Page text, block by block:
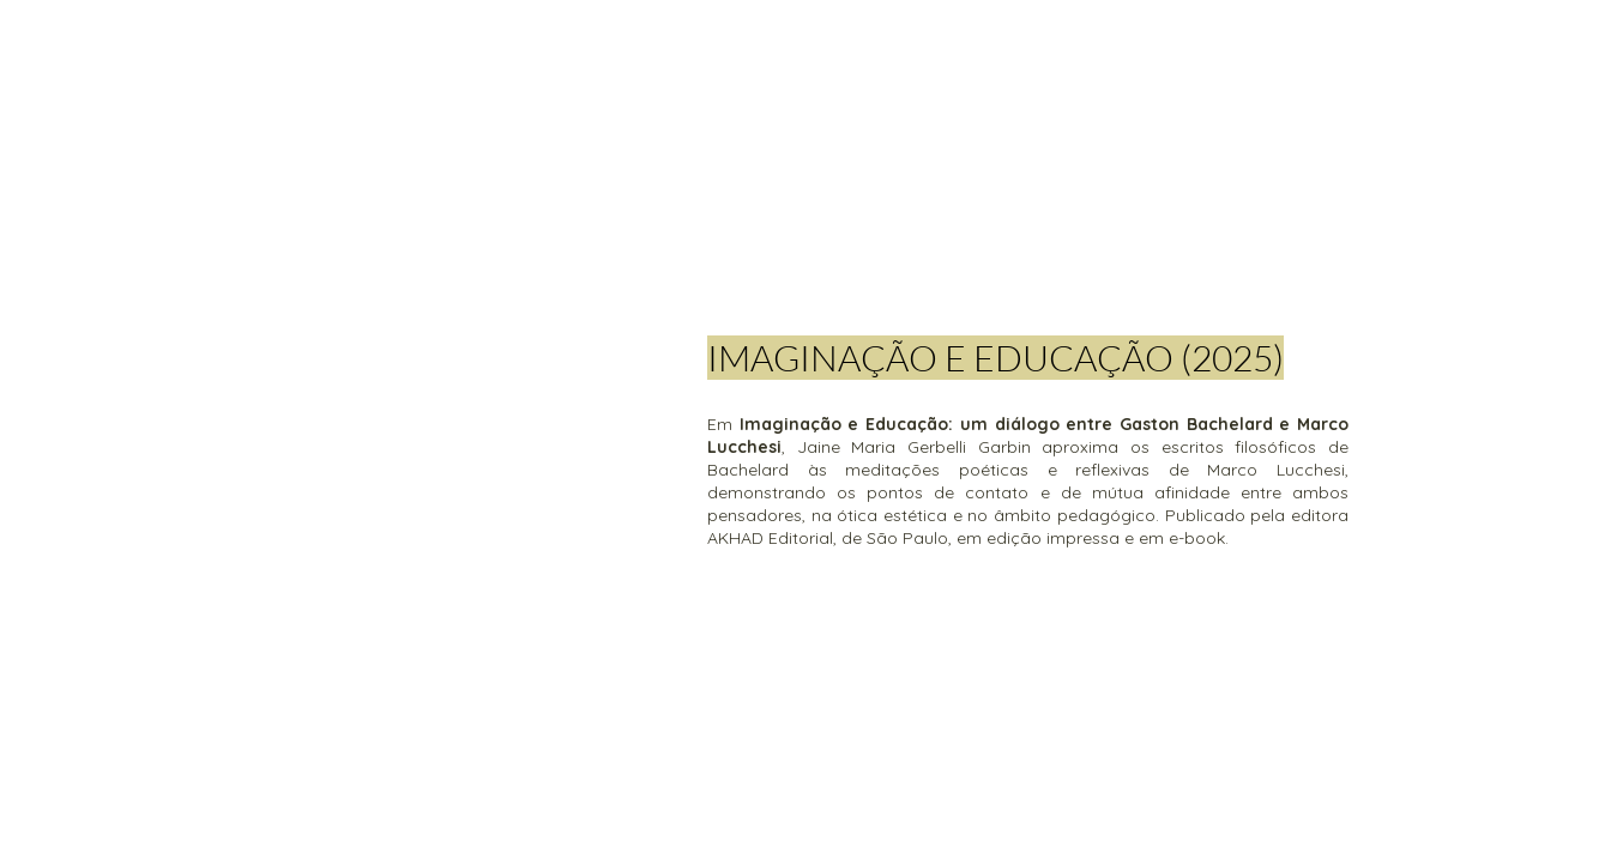
IMAGINAÇÃO E EDUCAÇÃO (2025)
Em Imaginação e Educação: um diálogo entre Gaston Bachelard e Marco
Lucchesi, Jaine Maria Gerbelli Garbin aproxima os escritos filosóficos de
Bachelard às meditações poéticas e reflexivas de Marco Lucchesi,
demonstrando os pontos de contato e de mútua afinidade entre ambos
pensadores, na ótica estética e no âmbito pedagógico. Publicado pela editora
AKHAD Editorial, de São Paulo, em edição impressa e em e-book.